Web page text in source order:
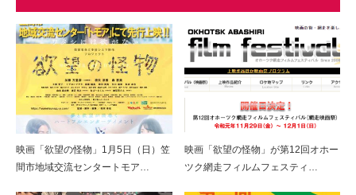
映画「欲望の怪物」1月5日（日）笠
間市地域交流センタートモア…
映画「欲望の怪物」が第12回オホー
ツク網走フィルムフェスティ…
ベトナムの帽子似合ってる？